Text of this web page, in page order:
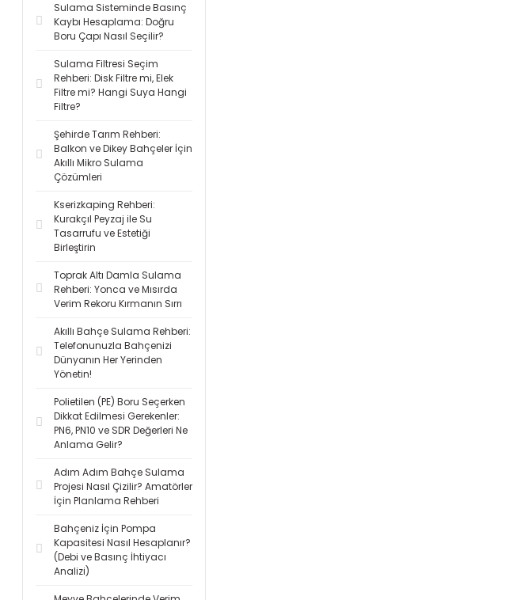
Sulama Sisteminde Basınç
Kaybı Hesaplama: Doğru
Boru Çapı Nasıl Seçilir?
Sulama Filtresi Seçim
Rehberi: Disk Filtre mi, Elek
Filtre mi? Hangi Suya Hangi
Filtre?
Şehirde Tarım Rehberi:
Balkon ve Dikey Bahçeler İçin
Akıllı Mikro Sulama
Çözümleri
Kserizkaping Rehberi:
Kurakçıl Peyzaj ile Su
Tasarrufu ve Estetiği
Birleştirin
Toprak Altı Damla Sulama
Rehberi: Yonca ve Mısırda
Verim Rekoru Kırmanın Sırrı
Akıllı Bahçe Sulama Rehberi:
Telefonunuzla Bahçenizi
Dünyanın Her Yerinden
Yönetin!
Polietilen (PE) Boru Seçerken
Dikkat Edilmesi Gerekenler:
PN6, PN10 ve SDR Değerleri Ne
Anlama Gelir?
Adım Adım Bahçe Sulama
Projesi Nasıl Çizilir? Amatörler
İçin Planlama Rehberi
Bahçeniz İçin Pompa
Kapasitesi Nasıl Hesaplanır?
(Debi ve Basınç İhtiyacı
Analizi)